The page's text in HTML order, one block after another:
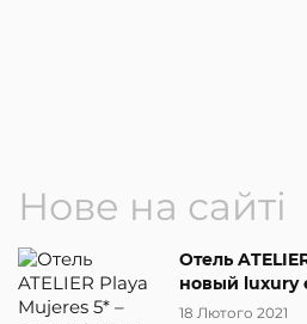
Нове на сайті
Отель
новый luxury
18 Лютого 2021